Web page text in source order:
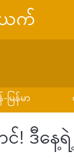
ယက်
ြန်မာ
! ဒီနေ့